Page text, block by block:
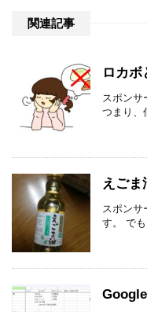
関連記事
ロカボ
スポンサ
つまり、
えごま
スポン
す。 で